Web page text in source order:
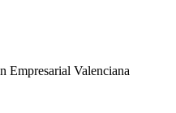
Empresarial Valenciana